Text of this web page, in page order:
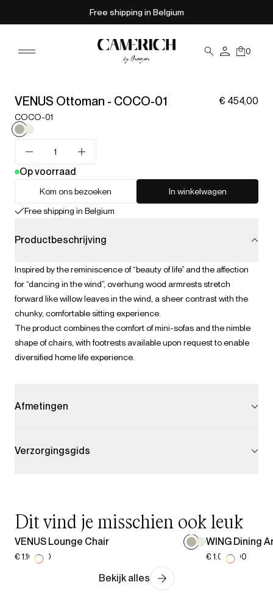
Free shipping in Belgium
0
VENUS Ottoman - COCO-01 € 454,00
COCO-01
Op voorraad
Kom ons bezoeken
In winkelwagen
Free shipping in Belgium
Productbeschrijving
Inspired by the reminiscence of “beauty of life” and the affection
for “dancing in the wind”, overhung wood armrests stretch
forward like willow leaves in the wind, a sheer contrast with the
chunky, comfortable sitting experience.
The product combines the comfort of mini-sofas and the nimble
shape of chairs, with footrests available upon request to enable
diversified home life experience.
Afmetingen
Verzorgingsgids
Dit vind je misschien ook leuk
VENUS Lounge Chair
€ 1.107,00
WING Dining
€ 1.029,00
Bekijk alles